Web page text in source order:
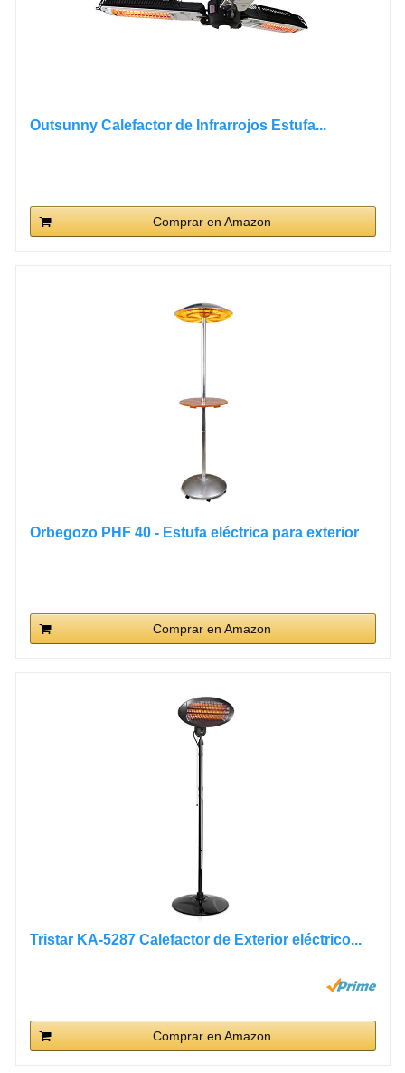
Outsunny Calefactor de Infrarrojos Estufa...
Comprar en Amazon
Orbegozo PHF 40 - Estufa eléctrica para exterior
Comprar en Amazon
Tristar KA-5287 Calefactor de Exterior eléctrico...
Comprar en Amazon